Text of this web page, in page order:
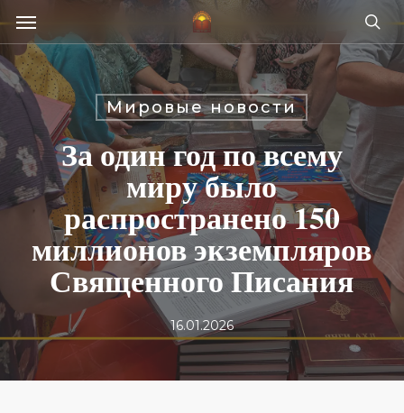
to
main
content
Menu
Мировые новости
За один год по всему
миру было
распространено 150
миллионов экземпляров
Священного Писания
16.01.2026